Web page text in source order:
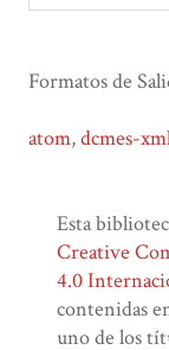
Formatos de
atom,dcmes-
Esta
Creative
4.0
contenidas
uno de los